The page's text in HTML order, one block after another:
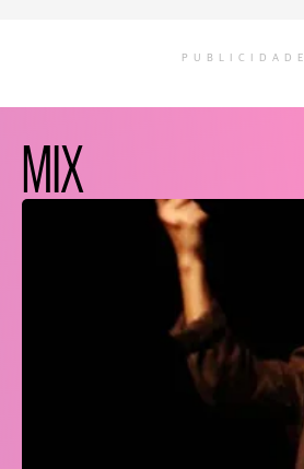
PUBLICIDADE
MIX